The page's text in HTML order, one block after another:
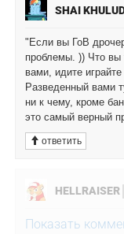
SHAI
"Если вы ГоВ
проблемы. )) Что вы
вами, идите
Разведенный вами
ни к чему, кроме
это самый верный
ответить
HELLRAISER
Показать